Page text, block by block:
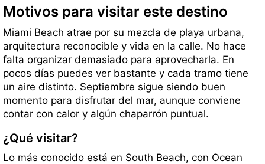
Motivos para visitar este destino
Miami Beach atrae por su mezcla de playa urbana,
arquitectura reconocible y vida en la calle. No hace
falta organizar demasiado para aprovecharla. En
pocos días puedes ver bastante y cada tramo tiene
un aire distinto. Septiembre sigue siendo buen
momento para disfrutar del mar, aunque conviene
contar con calor y algún chaparrón puntual.
¿Qué visitar?
Lo más conocido está en South Beach, con Ocean